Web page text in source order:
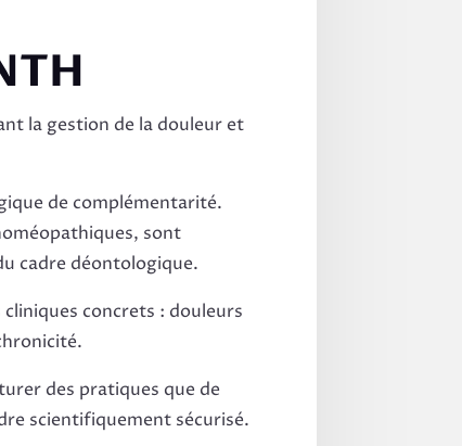
la gestion de la douleur et
de complémentarité.
sont
cadre déontologique.
concrets : douleurs
des pratiques que de
scientifiquement sécurisé.